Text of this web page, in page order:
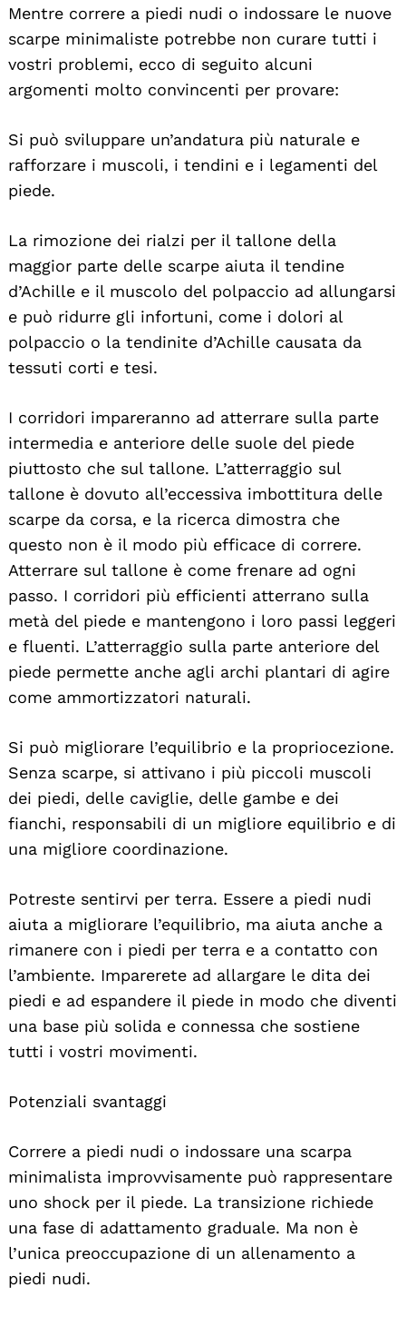
Mentre correre a piedi nudi o indossare le nuove
scarpe minimaliste potrebbe non curare tutti i
vostri problemi, ecco di seguito alcuni
argomenti molto convincenti per provare:
Si può sviluppare un’andatura più naturale e
rafforzare i muscoli, i tendini e i legamenti del
piede.
La rimozione dei rialzi per il tallone della
maggior parte delle scarpe aiuta il tendine
d’Achille e il muscolo del polpaccio ad allungarsi
e può ridurre gli infortuni, come i dolori al
polpaccio o la tendinite d’Achille causata da
tessuti corti e tesi.
I corridori impareranno ad atterrare sulla parte
intermedia e anteriore delle suole del piede
piuttosto che sul tallone. L’atterraggio sul
tallone è dovuto all’eccessiva imbottitura delle
scarpe da corsa, e la ricerca dimostra che
questo non è il modo più efficace di correre.
Atterrare sul tallone è come frenare ad ogni
passo. I corridori più efficienti atterrano sulla
metà del piede e mantengono i loro passi leggeri
e fluenti. L’atterraggio sulla parte anteriore del
piede permette anche agli archi plantari di agire
come ammortizzatori naturali.
Si può migliorare l’equilibrio e la propriocezione.
Senza scarpe, si attivano i più piccoli muscoli
dei piedi, delle caviglie, delle gambe e dei
fianchi, responsabili di un migliore equilibrio e di
una migliore coordinazione.
Potreste sentirvi per terra. Essere a piedi nudi
aiuta a migliorare l’equilibrio, ma aiuta anche a
rimanere con i piedi per terra e a contatto con
l’ambiente. Imparerete ad allargare le dita dei
piedi e ad espandere il piede in modo che diventi
una base più solida e connessa che sostiene
tutti i vostri movimenti.
Potenziali svantaggi
Correre a piedi nudi o indossare una scarpa
minimalista improvvisamente può rappresentare
uno shock per il piede. La transizione richiede
una fase di adattamento graduale. Ma non è
l’unica preoccupazione di un allenamento a
piedi nudi.